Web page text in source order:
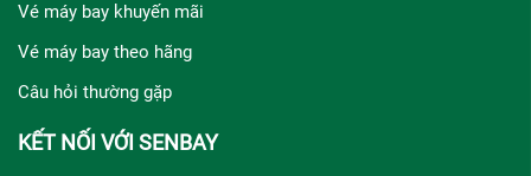
Vé máy bay khuyến mãi
Vé máy bay theo hãng
Câu hỏi thường gặp
KẾT NỐI VỚI SENBAY